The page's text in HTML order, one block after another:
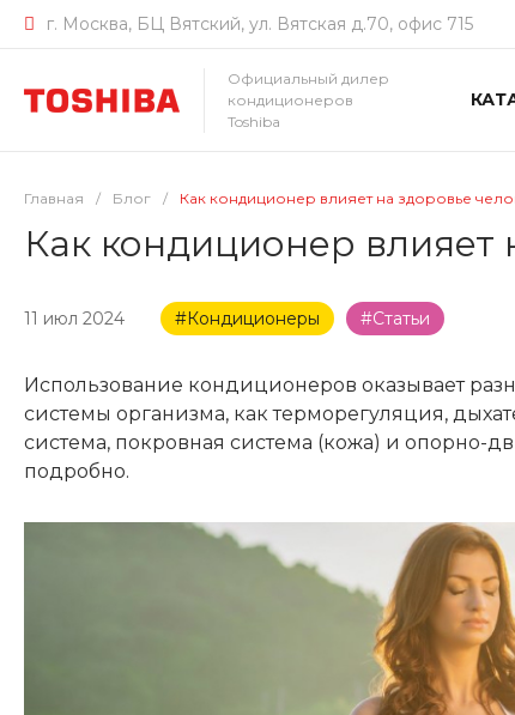
г. Москва, БЦ Вятский, ул. Вятская д.70, офис 715
Официальный дилер
кондиционеров
Toshiba
Главная / Блог / Как кондиционер влияет на здоровье
Как кондиционер влияет
11 июл 2024 #Кондиционеры #Статьи
Использование кондиционеров оказывает
системы организма, как терморегуляция,
система, покровная система (кожа) и опорно-
подробно.